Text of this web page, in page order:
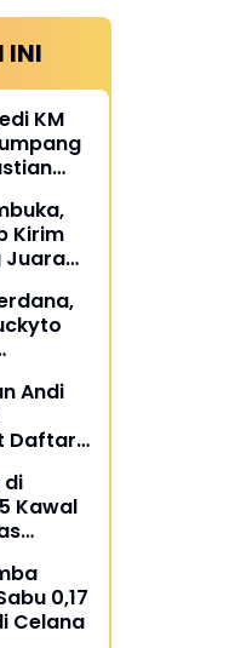
INI
KM
Kirim
Juara
Andi
Daftar
di
Kawal
0,17
Celana